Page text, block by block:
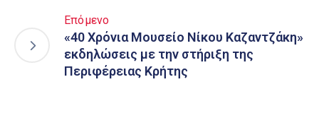
Επόμενο
«40 Χρόνια Μουσείο Νίκου Καζαντζάκη»
εκδηλώσεις με την στήριξη της
Περιφέρειας Κρήτης